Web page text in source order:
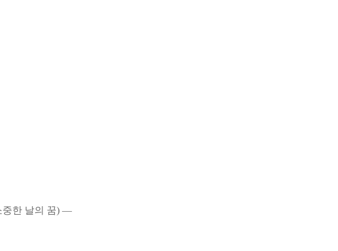
중한 날의 꿈) —